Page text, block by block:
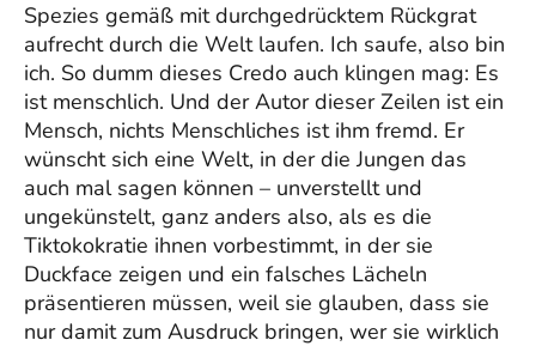
Spezies gemäß mit durchgedrücktem Rückgrat
aufrecht durch die Welt laufen. Ich saufe, also bin
ich. So dumm dieses Credo auch klingen mag: Es
ist menschlich. Und der Autor dieser Zeilen ist ein
Mensch, nichts Menschliches ist ihm fremd. Er
wünscht sich eine Welt, in der die Jungen das
auch mal sagen können – unverstellt und
ungekünstelt, ganz anders also, als es die
Tiktokokratie ihnen vorbestimmt, in der sie
Duckface zeigen und ein falsches Lächeln
präsentieren müssen, weil sie glauben, dass sie
nur damit zum Ausdruck bringen, wer sie wirklich